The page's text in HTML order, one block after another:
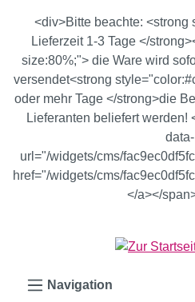
Zum Hauptinhalt springen
<div>Bitte beachte: <strong
Lieferzeit 1-3 Tage </
size:80%;"> die Ware wird
versendet<strong
oder mehr Tage </strong>die
Lieferanten beliefert werden!
data-
url="/widgets/cms/
href="/widgets/cms/
</a></
Navigation